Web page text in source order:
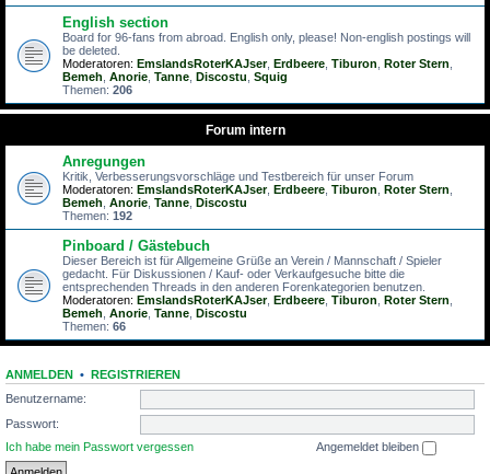
English section
Board for 96-fans from abroad. English only, please! Non-english postings will
be deleted.
Moderatoren: EmslandsRoterKAJser, Erdbeere Tiburon Roter Stern
Bemeh Anorie Tanne Discostu Squig
Themen: 206
Forum intern
Anregungen
Kritik, Verbesserungsvorschläge und Testbereich für unser Forum
Moderatoren: EmslandsRoterKAJser, Erdbeere Tiburon Roter Stern
Bemeh Anorie Tanne Discostu
Themen: 192
Pinboard / Gästebuch
Dieser Bereich ist für Allgemeine Grüße an Verein / Mannschaft / Spieler
gedacht. Für Diskussionen / Kauf- oder Verkaufgesuche bitte die
entsprechenden Threads in den anderen Forenkategorien benutzen.
Moderatoren: EmslandsRoterKAJser, Erdbeere Tiburon Roter Stern
Bemeh Anorie Tanne Discostu
Themen: 66
ANMELDEN • REGISTRIEREN
Benutzername:
Passwort:
Ich habe mein Passwort vergessen
Angemeldet bleiben